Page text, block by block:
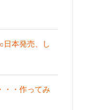
日本発売、し
・・作ってみ